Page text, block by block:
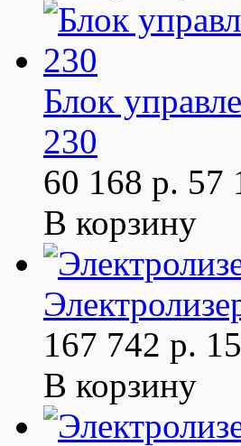
Блок
230
60 168 р. 57
В корзину
167 742 р.
В корзину